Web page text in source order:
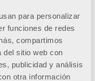
para personalizar
funciones de redes
compartimos
del sitio web con
publicidad y análisis
otra información
unico socio